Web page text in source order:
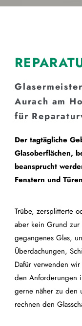
Aurach am
für
Der tagtägliche
Glasoberflächen,
beansprucht
Fenstern und
Trübe, zersplitterte
aber kein Grund zur
gegangenes Glas,
Überdachungen,
Dafür verwenden
den Anforderungen
gerne näher zu den
rechnen den